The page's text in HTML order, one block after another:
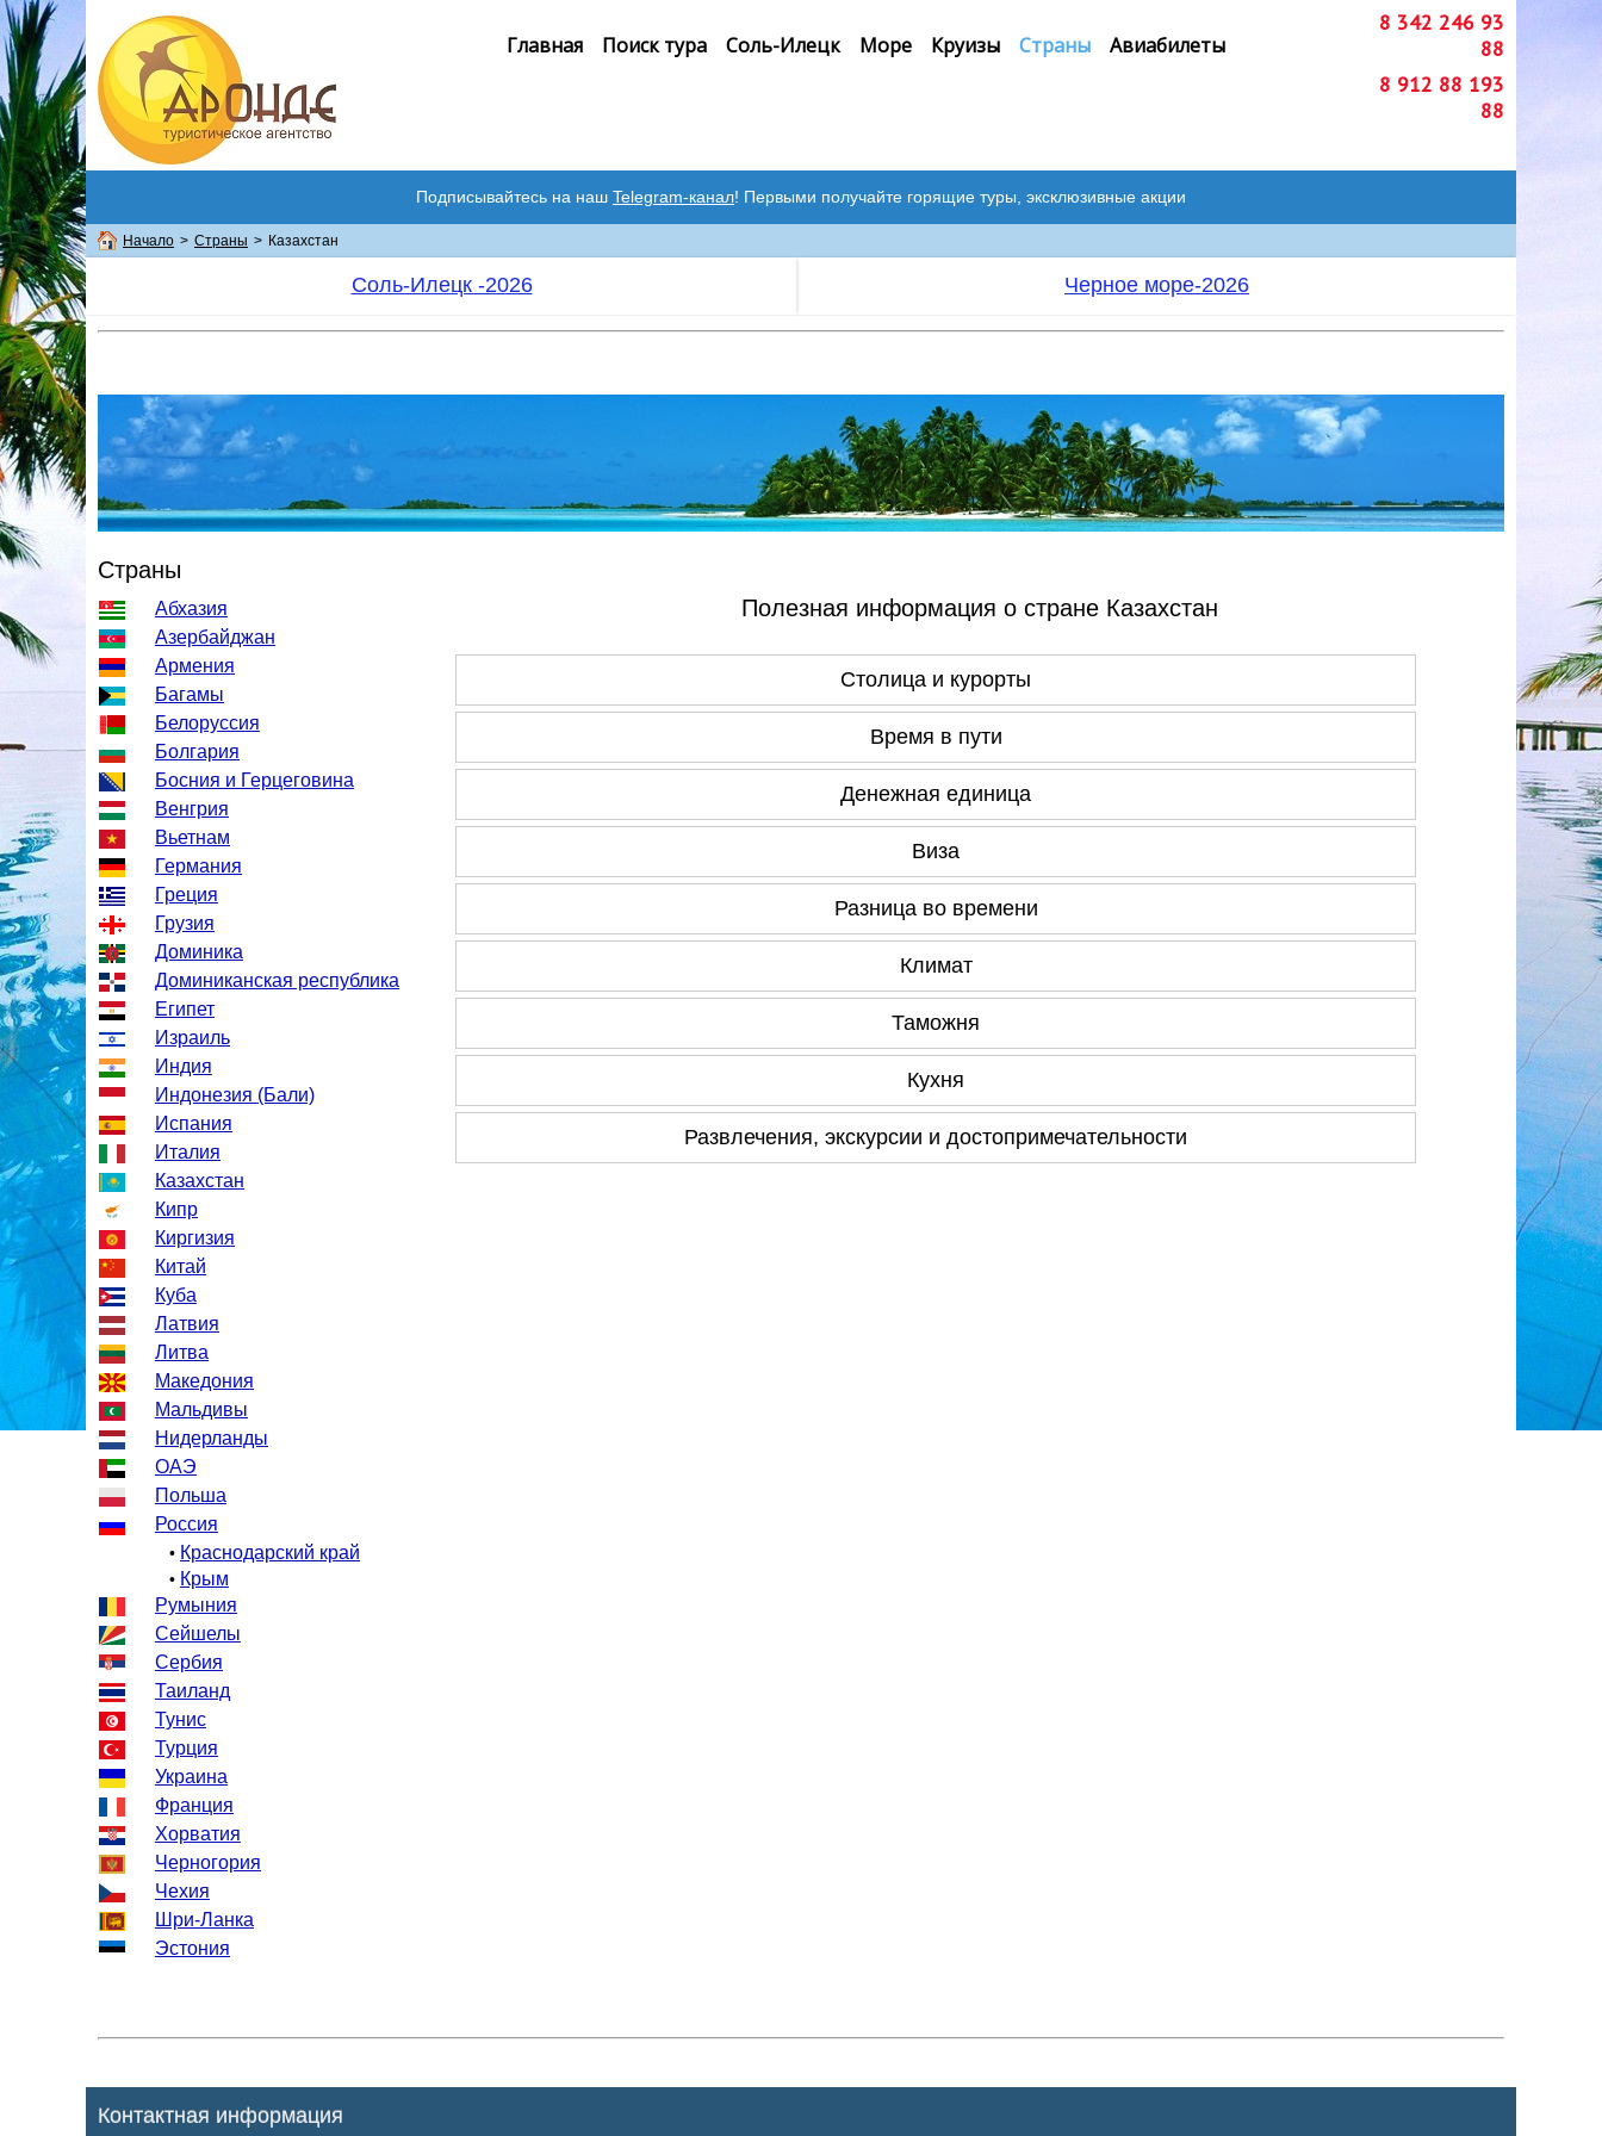
Главная Поиск тура Соль-Илецк Море Круизы Страны Авиабилеты
8 342 246 93
88
8 912 88 193
88
Подписывайтесь на наш Telegram-канал! Первыми получайте горящие туры, эксклюзивные акции
Начало > Страны > Казахстан
Соль-Илецк -2026 Черное море-2026
Страны
Абхазия
Азербайджан
Армения
Багамы
Белоруссия
Болгария
Босния и Герцеговина
Венгрия
Вьетнам
Германия
Греция
Грузия
Доминика
Доминиканская республика
Египет
Израиль
Индия
Индонезия (Бали)
Испания
Италия
Казахстан
Кипр
Киргизия
Китай
Куба
Латвия
Литва
Македония
Мальдивы
Нидерланды
ОАЭ
Польша
Россия
• Краснодарский край
• Крым
Румыния
Сейшелы
Сербия
Таиланд
Тунис
Турция
Украина
Франция
Хорватия
Черногория
Чехия
Шри-Ланка
Эстония
Полезная информация о стране Казахстан
Столица и курорты
Время в пути
Денежная единица
Виза
Разница во времени
Климат
Таможня
Кухня
Развлечения, экскурсии и достопримечательности
Контактная информация